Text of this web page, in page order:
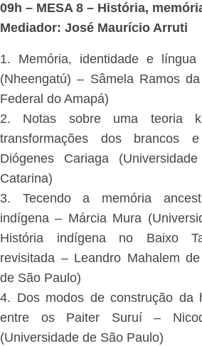
09h – MESA 8 – História,
Mediador: José Maurício Arruti
1. Memória, identidade e língua
(Nheengatú) – Sâmela Ramos
Federal do Amapá)
2. Notas sobre uma teoria
transformações dos brancos
Diógenes Cariaga
Catarina)
3. Tecendo a memória
indígena – Márcia Mura
História indígena no Baixo
revisitada – Leandro Mahalem
de São Paulo)
4. Dos modos de construção da
entre os Paiter Suruí –
(Universidade de São Paulo)